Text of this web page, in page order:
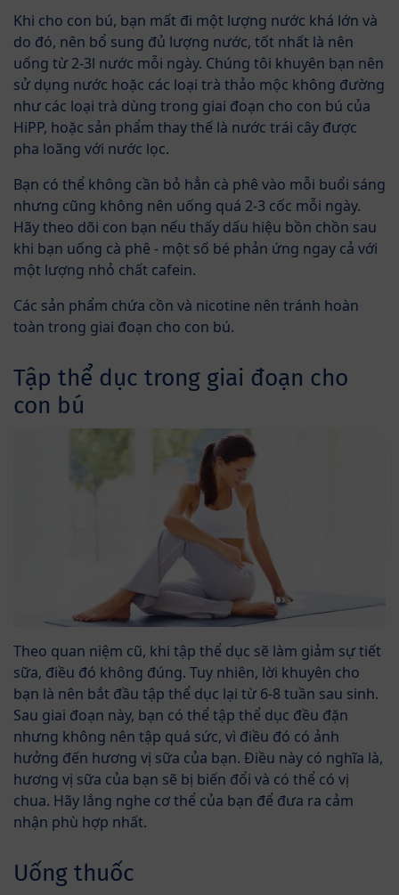
Khi cho con bú, bạn mất đi một lượng nước khá lớn và
do đó, nên bổ sung đủ lượng nước, tốt nhất là nên
uống từ 2-3l nước mỗi ngày. Chúng tôi khuyên bạn nên
sử dụng nước hoặc các loại trà thảo mộc không đường
như các loại trà dùng trong giai đoạn cho con bú của
HiPP, hoặc sản phẩm thay thế là nước trái cây được
pha loãng với nước lọc.
Bạn có thể không cần bỏ hẳn cà phê vào mỗi buổi sáng
nhưng cũng không nên uống quá 2-3 cốc mỗi ngày.
Hãy theo dõi con bạn nếu thấy dấu hiệu bồn chồn sau
khi bạn uống cà phê - một số bé phản ứng ngay cả với
một lượng nhỏ chất cafein.
Các sản phẩm chứa cồn và nicotine nên tránh hoàn
toàn trong giai đoạn cho con bú.
Tập thể dục trong giai đoạn cho
con bú
Theo quan niệm cũ, khi tập thể dục sẽ làm giảm sự tiết
sữa, điều đó không đúng. Tuy nhiên, lời khuyên cho
bạn là nên bắt đầu tập thể dục lại từ 6-8 tuần sau sinh.
Sau giai đoạn này, bạn có thể tập thể dục đều đặn
nhưng không nên tập quá sức, vì điều đó có ảnh
hưởng đến hương vị sữa của bạn. Điều này có nghĩa là,
hương vị sữa của bạn sẽ bị biến đổi và có thể có vị
chua. Hãy lắng nghe cơ thể của bạn để đưa ra cảm
nhận phù hợp nhất.
Uống thuốc